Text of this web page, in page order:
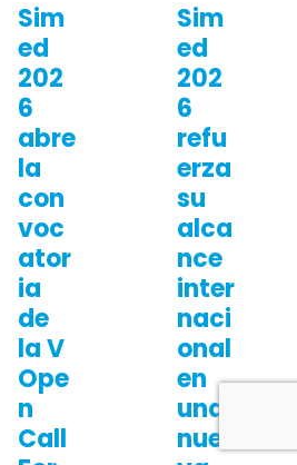
Sim
ed
202
6
abre
la
con
voc
ator
ia
de
la V
Ope
n
Call
Sim
ed
202
6
refu
erza
su
alca
nce
inter
naci
onal
en
una
nue